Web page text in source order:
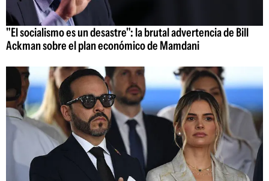
"El socialismo es un desastre": la brutal advertencia de Bill
Ackman sobre el plan económico de Mamdani